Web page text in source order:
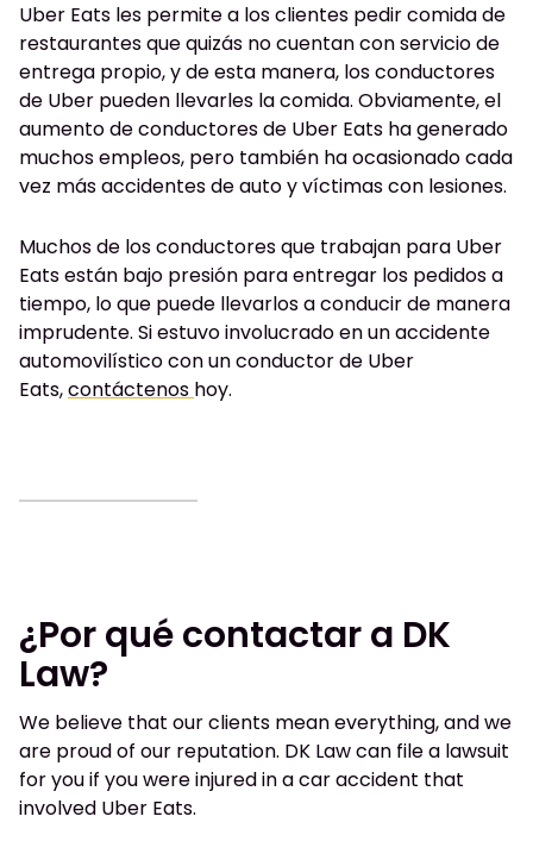
Uber Eats les permite a los clientes pedir comida de
restaurantes que quizás no cuentan con servicio de
entrega propio, y de esta manera, los conductores
de Uber pueden llevarles la comida. Obviamente, el
aumento de conductores de Uber Eats ha generado
muchos empleos, pero también ha ocasionado cada
vez más accidentes de auto y víctimas con lesiones.
Muchos de los conductores que trabajan para Uber
Eats están bajo presión para entregar los pedidos a
tiempo, lo que puede llevarlos a conducir de manera
imprudente. Si estuvo involucrado en un accidente
automovilístico con un conductor de Uber
Eats,contáctenos hoy.
¿Por qué contactar a DK
Law?
We believe that our clients mean everything, and we
are proud of our reputation. DK Law can file a lawsuit
for you if you were injured in a car accident that
involved Uber Eats.